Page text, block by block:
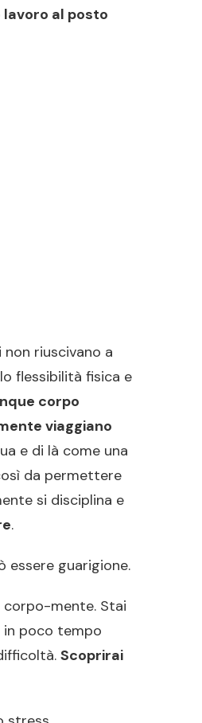
al posto
riuscivano a
flessibilità fisica e
corpo
viaggiano
e di là come una
da permettere
si disciplina e
.
essere guarigione.
mente. Stai
in poco tempo
Scoprirai